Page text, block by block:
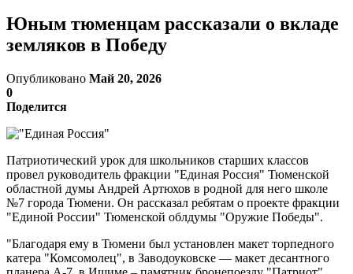
Юным тюменцам рассказали о вкладе
земляков в Победу
Опубликовано Май 20, 2026
0
Поделится
Патриотический урок для школьников старших классов
провел руководитель фракции "Единая Россия" Тюменской
областной думы Андрей Артюхов в родной для него школе
№7 города Тюмени. Он рассказал ребятам о проекте фракции
"Единой России" Тюменской облдумы "Оружие Победы".
"Благодаря ему в Тюмени был установлен макет торпедного
катера "Комсомолец", в Заводоуковске — макет десантного